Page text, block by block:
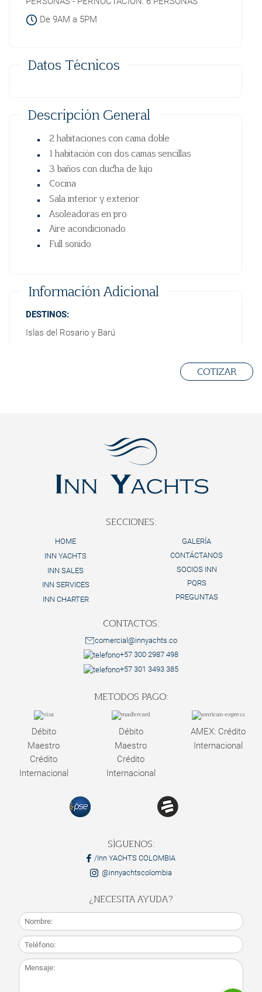
De 9AM a 5PM
Datos Técnicos
Descripción General
2 habitaciones con cama doble
1 habitación con dos camas sencillas
3 baños con ducha de lujo
Cocina
Sala interior y exterior
Asoleadoras en pro
Aire acondicionado
Full sonido
Información Adicional
DESTINOS:
Islas del Rosario y Barú
No ingresar con zapatos - no fumar - no arrojar
papeles a los sanitarios - depositar la basura en las
Proceso y Políticas de Reserva
COTIZAR
SECCIONES:
HOME
INN YACHTS
INN SALES
INN SERVICES
INN CHARTER
GALERÍA
CONTÁCTANOS
SOCIOS INN
PQRS
PREGUNTAS
CONTACTOS:
comercial@innyachts.co
+57 300 2987 498
+57 301 3493 385
METODOS PAGO:
Débito
Maestro
Crédito
Internacional
Débito
Maestro
Crédito
Internacional
AMEX: Crédito
Internacional
SÍGUENOS:
/Inn YACHTS COLOMBIA
@innyachtscolombia
¿NECESITA AYUDA?